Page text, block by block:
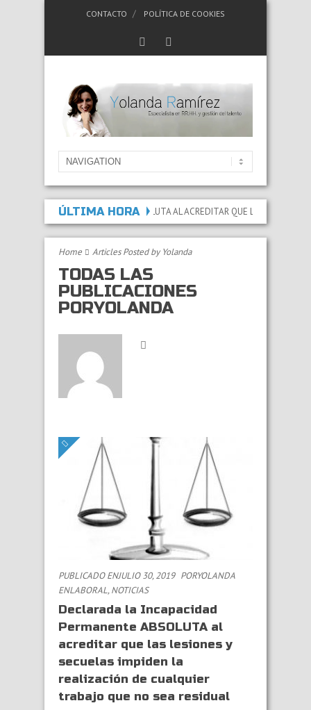
CONTACTO POLÍTICA DE COOKIES
ÚLTIMA HORA
PERMANENTE ABSOLUTA AL ACREDITAR QUE LAS LESIONES Y
Home Articles Posted by Yolanda
TODAS LAS
PUBLICACIONES
PORYOLANDA
PUBLICADO ENJULIO 30, 2019 PORYOLANDA
ENLABORAL,NOTICIAS
Declarada la Incapacidad
Permanente ABSOLUTA al
acreditar que las lesiones y
secuelas impiden la
realización de cualquier
trabajo que no sea residual